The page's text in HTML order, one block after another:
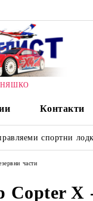
Контакти
спортни
части
Copter X